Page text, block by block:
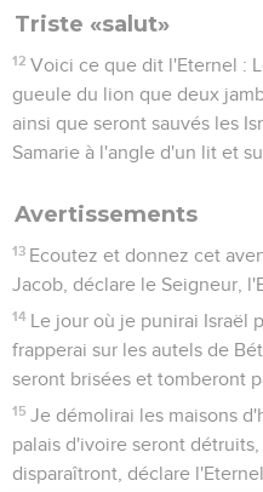
Triste «salut»
12 Voici ce que dit l'Eternel :
gueule du lion que deux
ainsi que seront sauvés les
Samarie à l'angle d'un lit et
Avertissements
13 Ecoutez et donnez cet
Jacob, déclare le Seigneur,
14 Le jour où je punirai Israël
frapperai sur les autels de
seront brisées et tomberont
15 Je démolirai les maisons
palais d'ivoire seront
disparaîtront, déclare l'Eternel.